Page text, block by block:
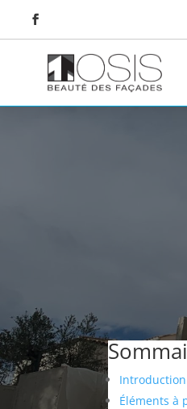
Introduction
Éléments à